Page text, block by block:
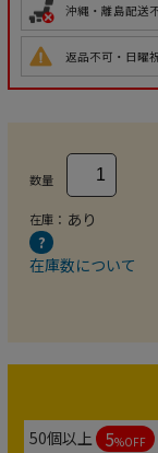
沖縄・離島配送
返品不可・日曜
数量
在庫： あり
在庫数について
50個以上 5%OFF